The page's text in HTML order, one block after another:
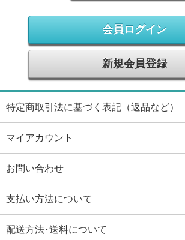
会員ログイン
新規会員登録
特定商取引法に基づく表記（返品など）
マイアカウント
お問い合わせ
支払い方法について
配送方法･送料について